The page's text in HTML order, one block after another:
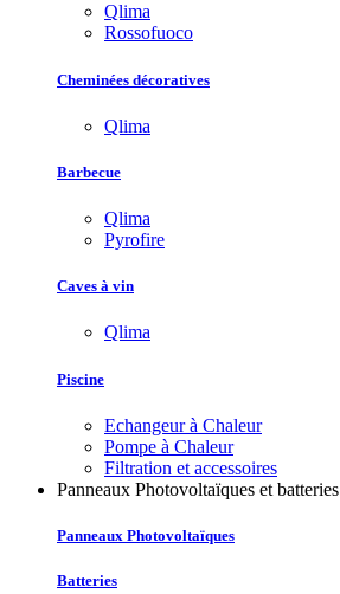
Qlima
Rossofuoco
Cheminées décoratives
Qlima
Barbecue
Qlima
Pyrofire
Caves à vin
Qlima
Piscine
Echangeur à Chaleur
Pompe à Chaleur
Filtration et accessoires
Panneaux Photovoltaïques et batteries
Panneaux Photovoltaïques
Batteries